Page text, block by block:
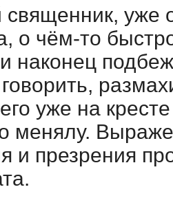
уже
о чём-то
наконец
уже на
менялу.
и презрения